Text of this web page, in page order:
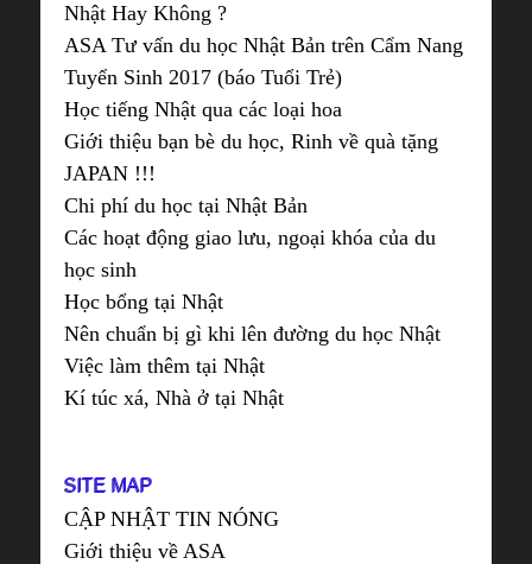
Nhật Hay Không ?
ASA Tư vấn du học Nhật Bản trên Cẩm Nang
Tuyển Sinh 2017 (báo Tuổi Trẻ)
Học tiếng Nhật qua các loại hoa
Giới thiệu bạn bè du học, Rinh về quà tặng
JAPAN !!!
Chi phí du học tại Nhật Bản
Các hoạt động giao lưu, ngoại khóa của du
học sinh
Học bổng tại Nhật
Nên chuẩn bị gì khi lên đường du học Nhật
Việc làm thêm tại Nhật
Kí túc xá, Nhà ở tại Nhật
SITE MAP
CẬP NHẬT TIN NÓNG
Giới thiệu về ASA